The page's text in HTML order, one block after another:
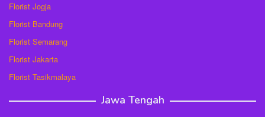
Florist Jogja
Florist Bandung
Florist Semarang
Florist Jakarta
Florist Tasikmalaya
Jawa Tengah